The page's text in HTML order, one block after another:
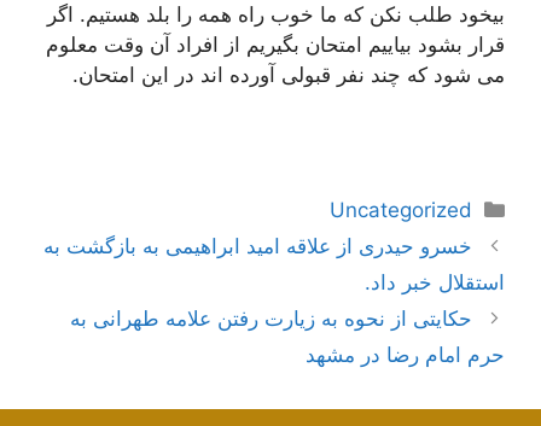
بیخود طلب نكن كه ما خوب راه همه را بلد هستیم. اگر
قرار بشود بیاییم امتحان بگیریم از افراد آن وقت معلوم
می شود كه چند نفر قبولی آورده اند در این امتحان.
دسته‌ها
Uncategorized
ناوبری
نوشته‌ها
خسرو حیدری از علاقه امید ابراهیمی به بازگشت به
استقلال خبر داد.
حکایتی از نحوه به زیارت رفتن علامه طهرانی به
حرم امام رضا در مشهد